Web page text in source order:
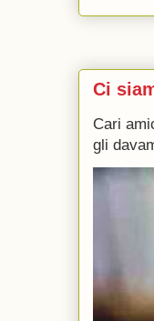
Ci
Cari
gli